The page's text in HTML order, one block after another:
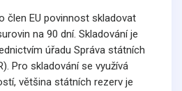
člen EU povinnost skladovat
na 90 dní. Skladování je
úřadu Správa státních
Pro skladování se využívá
většina státních rezerv je